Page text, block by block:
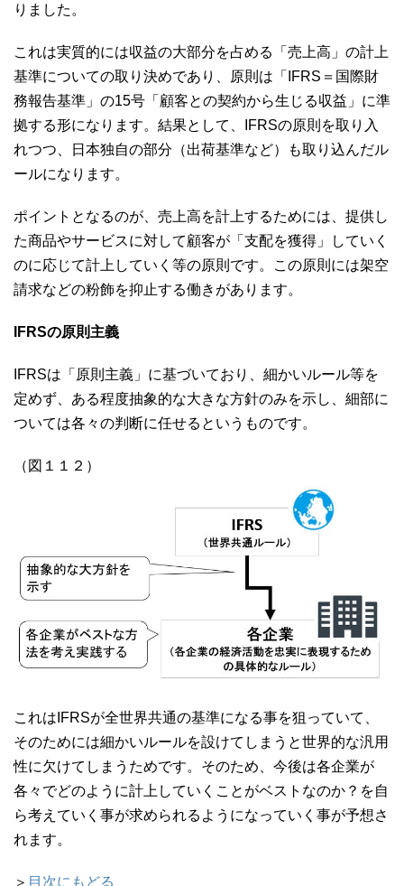
りました。
これは実質的には収益の大部分を占める「売上高」の計上
基準についての取り決めであり、原則は「IFRS＝国際財
務報告基準」の15号「顧客との契約から生じる収益」に準
拠する形になります。結果として、IFRSの原則を取り入
れつつ、日本独自の部分（出荷基準など）も取り込んだル
ールになります。
ポイントとなるのが、売上高を計上するためには、提供し
た商品やサービスに対して顧客が「支配を獲得」していく
のに応じて計上していく等の原則です。この原則には架空
請求などの粉飾を抑止する働きがあります。
IFRSの原則主義
IFRSは「原則主義」に基づいており、細かいルール等を
定めず、ある程度抽象的な大きな方針のみを示し、細部に
ついては各々の判断に任せるというものです。
（図１１２）
これはIFRSが全世界共通の基準になる事を狙っていて、
そのためには細かいルールを設けてしまうと世界的な汎用
性に欠けてしまうためです。そのため、今後は各企業が
各々でどのように計上していくことがベストなのか？を自
ら考えていく事が求められるようになっていく事が予想さ
れます。
＞ 目次にもどる